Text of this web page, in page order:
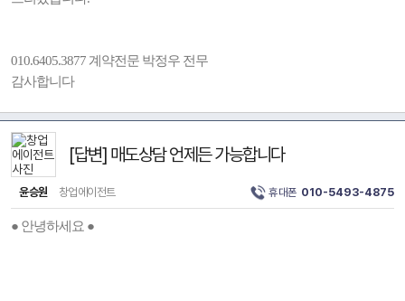
010.6405.3877 계약전문 박정우 전무
감사합니다
[답변] 매도상담 언제든 가능합니다
윤승원 창업에이전트 휴대폰 010-5493-4875
● 안녕하세요 ●